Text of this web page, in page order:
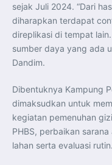
Perkuat
Menteri
Teknologi,
Program 3
Pendaftaran
hingga 28
dan
Menlu
Lebih Erat
Indonesia
Stabilitas
Menlu RI
Selatan
Kemitraan
sejak Juli 2024. “Dari
diharapkan terdapat
direplikasi di tempat
sumber daya yang ada
Dandim.
Dibentuknya Kampung
dimaksudkan untuk
kegiatan pemenuhan
PHBS, perbaikan
lahan serta evaluasi rutin.